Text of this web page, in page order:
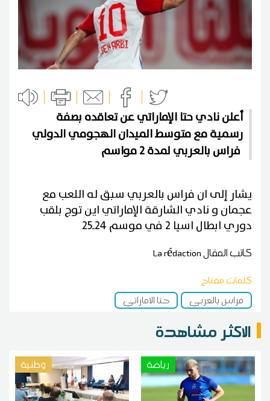
أعلن نادي حتا الإماراتي عن تعاقده بصفة
رسمية مع متوسط الميدان الهجومي الدولي
يشار إلى ان فراس بالعربي سبق له اللعب مع
عجمان و نادي الشارقة الإماراتي اين توج بلقب
دوري ابطال اسيا 2 في موسم 24ـ25
كاتب المقالLa rédaction
كلمات مفتاح
فراس بالعربي
حتا الإماراتي
الاكثر مشاهدة
رياضة وطنية